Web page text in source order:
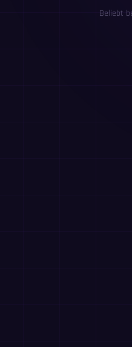
Beliebt